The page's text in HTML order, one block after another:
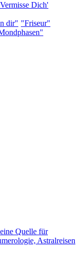
Dich'
dir" "Friseur"
Quelle für
Astralreisen